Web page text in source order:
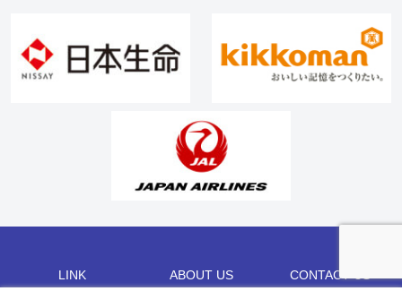
LINK ABOUT US CONTACT US